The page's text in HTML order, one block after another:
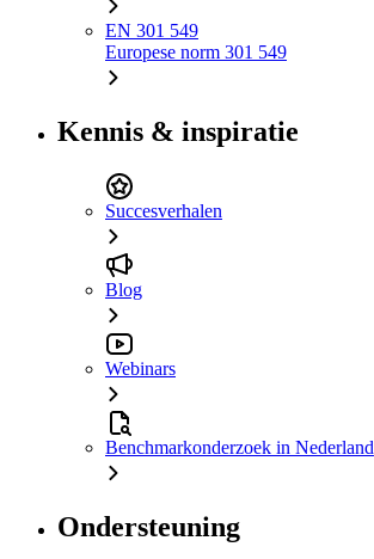
EN 301 549
Europese norm 301 549
Kennis & inspiratie
Succesverhalen
Blog
Webinars
Benchmarkonderzoek in Nederland
Ondersteuning